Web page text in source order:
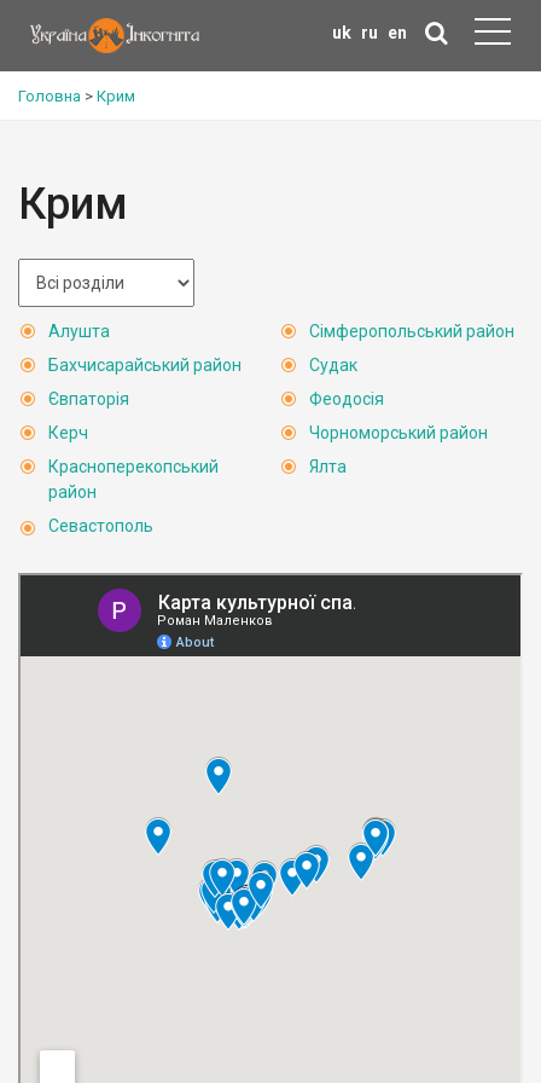
uk ru en
Головна > Крим
Крим
Алушта
Бахчисарайський район
Євпаторія
Керч
Красноперекопський
район
Севастополь
Сімферопольський район
Судак
Феодосія
Чорноморський район
Ялта